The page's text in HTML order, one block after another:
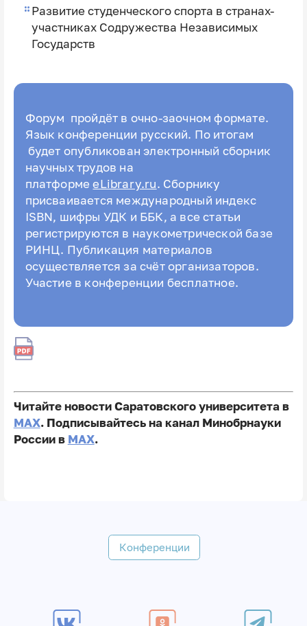
Развитие студенческого спорта в странах-
участниках Содружества Независимых
Государств
Форум пройдёт в очно-заочном формате.
Язык конференции русский. По итогам
будет опубликован электронный сборник
научных трудов на
платформеeLibrary.ru. Сборнику
присваивается международный индекс
ISBN, шифры УДК и ББК, а все статьи
регистрируются в наукометрической базе
РИНЦ. Публикация материалов
осуществляется за счёт организаторов.
Участие в конференции бесплатное.
Читайте новости Саратовского университета в
MAX. Подписывайтесь на канал Минобрнауки
России в MAX.
Конференции